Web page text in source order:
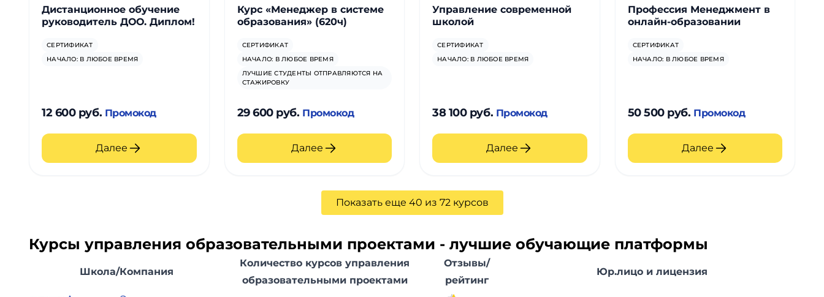
Дистанционное обучение
руководитель ДОО. Диплом!
СЕРТИФИКАТ
НАЧАЛО: В ЛЮБОЕ ВРЕМЯ
12 600 руб. Промокод
Далее
Курс «Менеджер в системе
образования» (620ч)
СЕРТИФИКАТ
НАЧАЛО: В ЛЮБОЕ ВРЕМЯ
ЛУЧШИЕ СТУДЕНТЫ ОТПРАВЛЯЮТСЯ НА
СТАЖИРОВКУ
29 600 руб. Промокод
Далее
Управление современной
школой
СЕРТИФИКАТ
НАЧАЛО: В ЛЮБОЕ ВРЕМЯ
38 100 руб. Промокод
Далее
Профессия Менеджмент в
онлайн-образовании
СЕРТИФИКАТ
НАЧАЛО: В ЛЮБОЕ ВРЕМЯ
50 500 руб. Промокод
Далее
Показать еще 40 из 72 курсов
Курсы управления образовательными проектами - лучшие обучающие платформы
Школа/Компания
Количество курсов управления
образовательными проектами
Отзывы/
рейтинг
Юр.лицо и лицензия